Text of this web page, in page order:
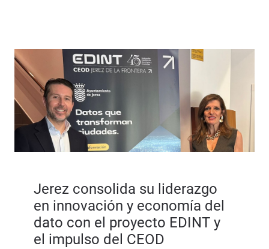
Jerez consolida su liderazgo
en innovación y economía del
dato con el proyecto EDINT y
el impulso del CEOD